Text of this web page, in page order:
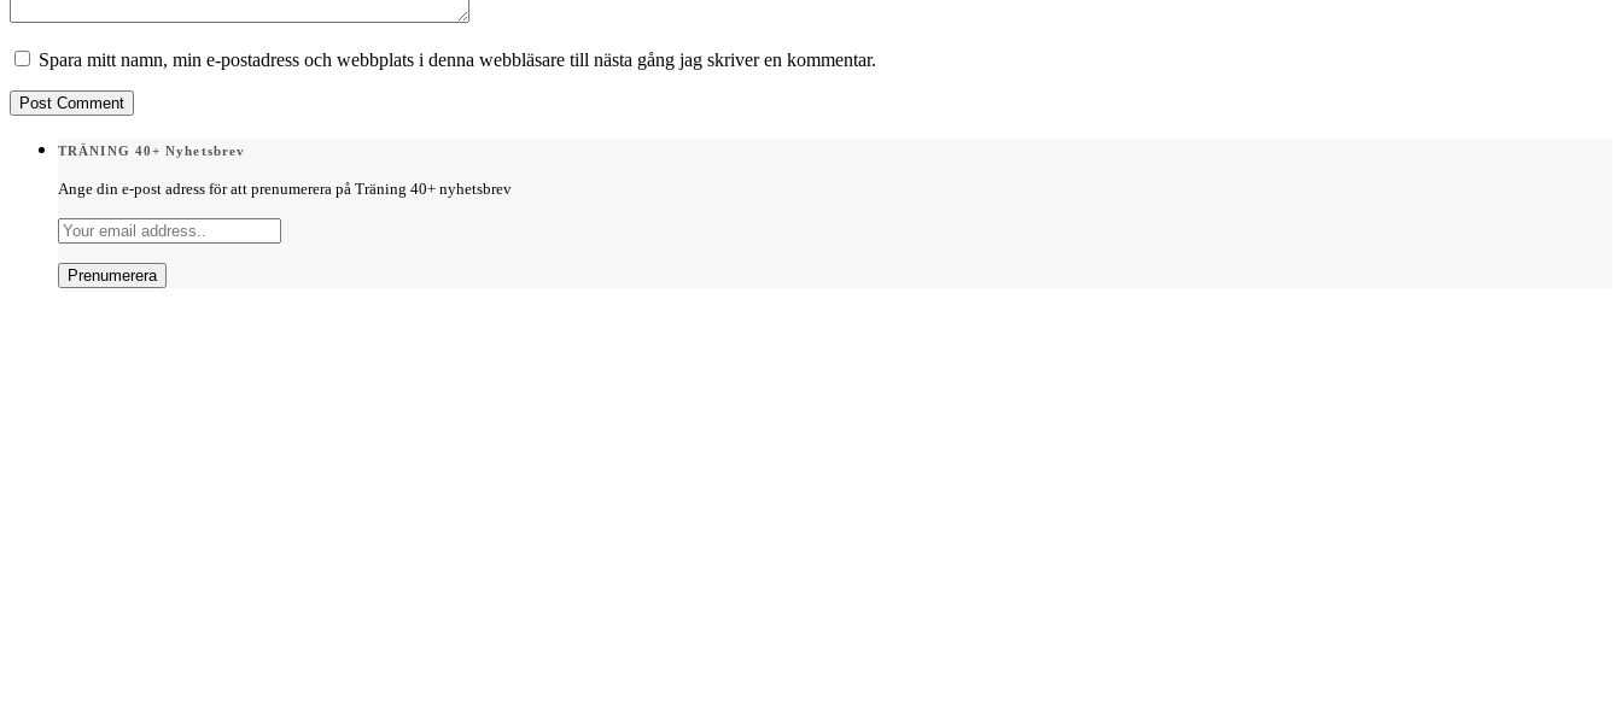
Spara mitt namn, min e-postadress och webbplats i denna webbläsare till nästa gång jag skriver en kommentar.
TRÄNING 40+ Nyhetsbrev
Ange din e-post adress för att prenumerera på Träning 40+ nyhetsbrev